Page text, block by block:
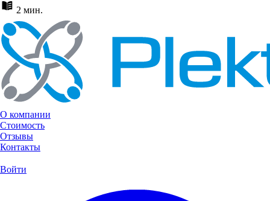
2 мин.
О компании
Стоимость
Отзывы
Контакты
Войти